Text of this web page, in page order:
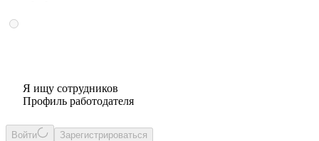
Я ищу сотрудников
Профиль работодателя
Войти Зарегистрироваться